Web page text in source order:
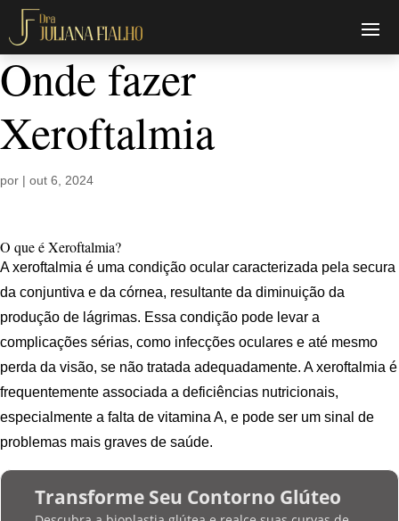
Onde fazer
Xeroftalmia
por | out 6, 2024
O que é Xeroftalmia?
A xeroftalmia é uma condição ocular caracterizada pela secura
da conjuntiva e da córnea, resultante da diminuição da
produção de lágrimas. Essa condição pode levar a
complicações sérias, como infecções oculares e até mesmo
perda da visão, se não tratada adequadamente. A xeroftalmia é
frequentemente associada a deficiências nutricionais,
especialmente a falta de vitamina A, e pode ser um sinal de
problemas mais graves de saúde.
Transforme Seu Contorno Glúteo